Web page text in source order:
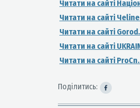
Читати на сайті
Читати на сайті
Читати на сайті
Читати на сайті
Читати на сайті
Поділитись: